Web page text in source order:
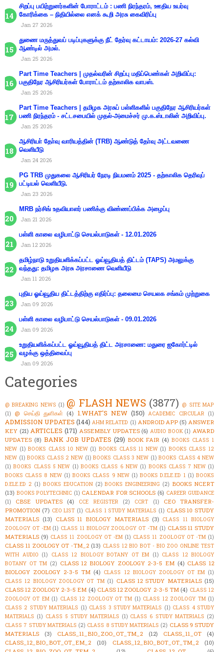
சிறப்பு பயிற்றுனர்களின் போராட்டம் : பணி நிரந்தரம், ஊதிய உயர்வு
கோரிக்கை – நிதியில்லை எனக் கூறி அரசு கைவிரிப்பு
Jan 27 2026
துணை மருத்துவப் படிப்புகளுக்கு நீட் தேர்வு கட்டாயம்: 2026-27 கல்வி
ஆண்டில் அமல்.
Jan 25 2026
Part Time Teachers | முதல்வரின் சிறப்பு மதிப்பெண்கள் அறிவிப்பு:
பகுதிநேர ஆசிரியர்கள் போராட்டம் தற்காலிக வாபஸ்.
Jan 25 2026
Part Time Teachers | தமிழக அரசுப் பள்ளிகளில் பகுதிநேர ஆசிரியர்கள்
பணி நிரந்தரம் - சட்டசபையில் முதல்-அமைச்சர் மு.க.ஸ்டாலின் அறிவிப்பு.
Jan 25 2026
ஆசிரியா் தோ்வு வாரியத்தின் (TRB) ஆண்டுத் தோ்வு அட்டவணை
வெளியீடு
Jan 24 2026
PG TRB முதுகலை ஆசிரியர் நேரடி நியமனம் 2025 - தற்காலிக தெரிவுப்
பட்டியல் வெளியீடு.
Jan 23 2026
MRB நர்சிங் உதவியாளர் பணிக்கு விண்ணப்பிக்க அழைப்பு
Jan 21 2026
பள்ளி காலை வழிபாட்டு செயல்பாடுகள் - 12.01.2026
Jan 12 2026
தமிழ்நாடு உறுதியளிக்கப்பட்ட ஓய்வூதியத் திட்டம் (TAPS) அமலுக்கு
வந்தது: தமிழக அரசு அரசாணை வெளியீடு
Jan 11 2026
புதிய ஓய்வூதிய திட்டத்திற்கு எதிர்ப்பு: தலைமை செயலக சங்கம் முற்றுகை
Jan 09 2026
பள்ளி காலை வழிபாட்டு செயல்பாடுகள் - 09.01.2026
Jan 09 2026
உறுதியளிக்கப்பட்ட ஓய்வூதியத் திட்ட அரசாணை: மதுரை ஐகோர்ட்டில்
வழக்கு ஒத்திவைப்பு
Jan 09 2026
Categories
@ BREAKING NEWS (1) @ FLASH NEWS (3877) @ SITE MAP
(1) @ செய்தி துளிகள் (4) 1.WHAT'S NEW (150) ACADEMIC CIRCULAR (1)
ADMISSION UPDATES (144) AHM RELATED (1) ANDROID APP (5) ANSWER
KEY (21) ARTICLES (171) ASSEMBLY UPDATES (6) AUDIO BOOK (1) AWARD
UPDATES (8) BANK JOB UPDATES (29) BOOK FAIR (4) BOOKS CLASS 1
NEW (1) BOOKS CLASS 10 NEW (1) BOOKS CLASS 11 NEW (1) BOOKS CLASS 12
NEW (1) BOOKS CLASS 2 NEW (1) BOOKS CLASS 3 NEW (1) BOOKS CLASS 4 NEW
(1) BOOKS CLASS 5 NEW (1) BOOKS CLASS 6 NEW (1) BOOKS CLASS 7 NEW (1)
BOOKS CLASS 8 NEW (1) BOOKS CLASS 9 NEW (1) BOOKS D.ELE.ED 1 (1) BOOKS
D.ELE.ED 2 (1) BOOKS EDUCATION (2) BOOKS ENGINEERING (2) BOOKS NCERT
(13) BOOKS POLYTECHNIC (1) CALENDAR FOR SCHOOLS (6) CAREER GUIDANCE
(1)
CBSE UPDATES (4) CCE REGISTER (2) CCRT (1)
CEO TRANSFER-
PROMOTION (7) CEO LIST (1) CLASS 1 STUDY MATERIALS (1) CLASS 10 STUDY
MATERIALS (13) CLASS 11 BIOLOGY MATERIALS (3) CLASS 11 BIOLOGY
ZOOLOGY OT -EM (1) CLASS 11 BIOLOGY ZOOLOGY OT -TM (1) CLASS 11 STUDY
MATERIALS (9) CLASS 11 ZOOLOGY OT -EM (1) CLASS 11 ZOOLOGY OT -TM (1)
CLASS 11 ZOOLOGY OT -TM_2 (13) CLASS 12 BIO BOT - BIO ZOO ONLINE TEST
WITH AUDIO (1) CLASS 12 BIOLOGY BOTANY OT EM (1) CLASS 12 BIOLOGY
BOTANY OT TM (2) CLASS 12 BIOLOGY ZOOLOGY 2-3-5 EM (4) CLASS 12
BIOLOGY ZOOLOGY 2-3-5 TM (4) CLASS 12 BIOLOGY ZOOLOGY OT EM (1)
CLASS 12 BIOLOGY ZOOLOGY OT TM (1) CLASS 12 STUDY MATERIALS (15)
CLASS 12 ZOOLOGY 2-3-5 EM (4) CLASS 12 ZOOLOGY 2-3-5 TM (4) CLASS 12
ZOOLOGY OT EM (1) CLASS 12 ZOOLOGY OT TM (1) CLASS 12 ZOOLOGY TM (1)
CLASS 2 STUDY MATERIALS (1) CLASS 3 STUDY MATERIALS (1) CLASS 4 STUDY
MATERIALS (1) CLASS 5 STUDY MATERIALS (1) CLASS 6 STUDY MATERIALS (2)
CLASS 7 STUDY MATERIALS (2) CLASS 8 STUDY MATERIALS (2) CLASS 9 STUDY
MATERIALS
(3) CLASS_11_BIO_ZOO_OT_TM_2 (12) CLASS_11_OT
(4)
CLASS_12_BIO_BOT_OT_EM_2
(10) CLASS_12_BIO_BOT_OT_TM_2
(10)